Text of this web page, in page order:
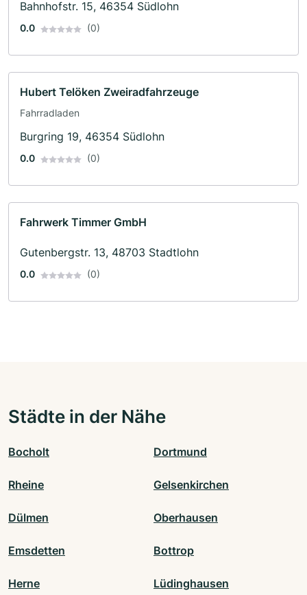
Bahnhofstr. 15, 46354 Südlohn
0.0 (0)
Hubert Telöken Zweiradfahrzeuge
Fahrradladen
Burgring 19, 46354 Südlohn
0.0 (0)
Fahrwerk Timmer GmbH
Gutenbergstr. 13, 48703 Stadtlohn
0.0 (0)
Städte in der Nähe
Bocholt Dortmund
Rheine Gelsenkirchen
Dülmen Oberhausen
Emsdetten Bottrop
Herne Lüdinghausen